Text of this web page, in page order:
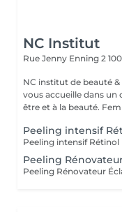
NC Institut
Rue Jenny Enning 2
NC institut de beauté
vous accueille dans un
être et à la
Peeling intensif
Peeling